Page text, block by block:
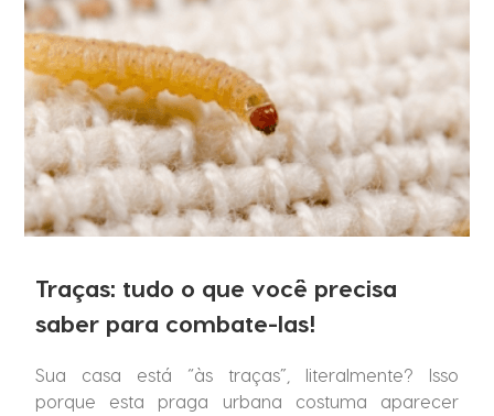
Traças: tudo o que você precisa
saber para combate-las!
Sua casa está “às traças”, literalmente? Isso
porque esta praga urbana costuma aparecer